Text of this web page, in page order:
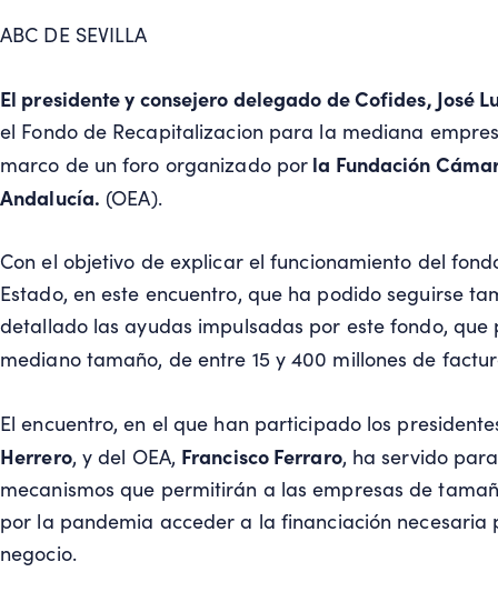
ABC DE SEVILLA
El presidente y consejero delegado de Cofides, José
el Fondo de Recapitalizacion para la mediana
marco de un foro organizado por la Fundación
Andalucía. (OEA).
Con el objetivo de explicar el funcionamiento del
Estado, en este encuentro, que ha podido seguirse
detallado las ayudas impulsadas por este fondo, que
mediano tamaño, de entre 15 y 400 millones de
El encuentro, en el que han participado los
Herrero, y del OEA, Francisco Ferraro, ha servido
mecanismos que permitirán a las empresas de
por la pandemia acceder a la financiación
negocio.